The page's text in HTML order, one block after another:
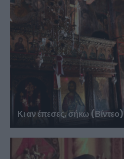
Κι αν έπεσες, σήκω (Βίντεο)